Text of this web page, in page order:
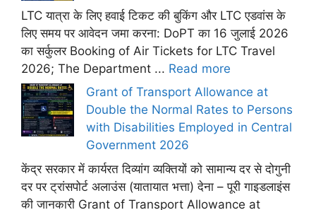
LTC यात्रा के लिए हवाई टिकट की बुकिंग और LTC एडवांस के
लिए समय पर आवेदन जमा करना: DoPT का 16 जुलाई 2026
का सर्कुलर Booking of Air Tickets for LTC Travel
2026; The Department ... Read more
Grant of Transport Allowance at
Double the Normal Rates to Persons
with Disabilities Employed in Central
Government 2026
केंद्र सरकार में कार्यरत दिव्यांग व्यक्तियों को सामान्य दर से दोगुनी
दर पर ट्रांसपोर्ट अलाउंस (यातायात भत्ता) देना – पूरी गाइडलाइंस
की जानकारी Grant of Transport Allowance at